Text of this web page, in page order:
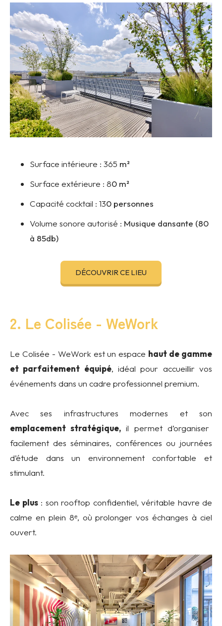
Surface intérieure : 365 m²
Surface extérieure : 80 m²
Capacité cocktail : 130 personnes
Volume sonore autorisé : Musique dansante (80
à 85db)
DÉCOUVRIR CE LIEU
2. Le Colisée - WeWork
Le Colisée - WeWork est un espace haut de gamme
et parfaitement équipé, idéal pour accueillir vos
événements dans un cadre professionnel premium.
Avec ses infrastructures modernes et son
emplacement stratégique, il permet d’organiser
facilement des séminaires, conférences ou journées
d’étude dans un environnement confortable et
stimulant.
Le plus: son rooftop confidentiel, véritable havre de
calme en plein 8ᵉ, où prolonger vos échanges à ciel
ouvert.